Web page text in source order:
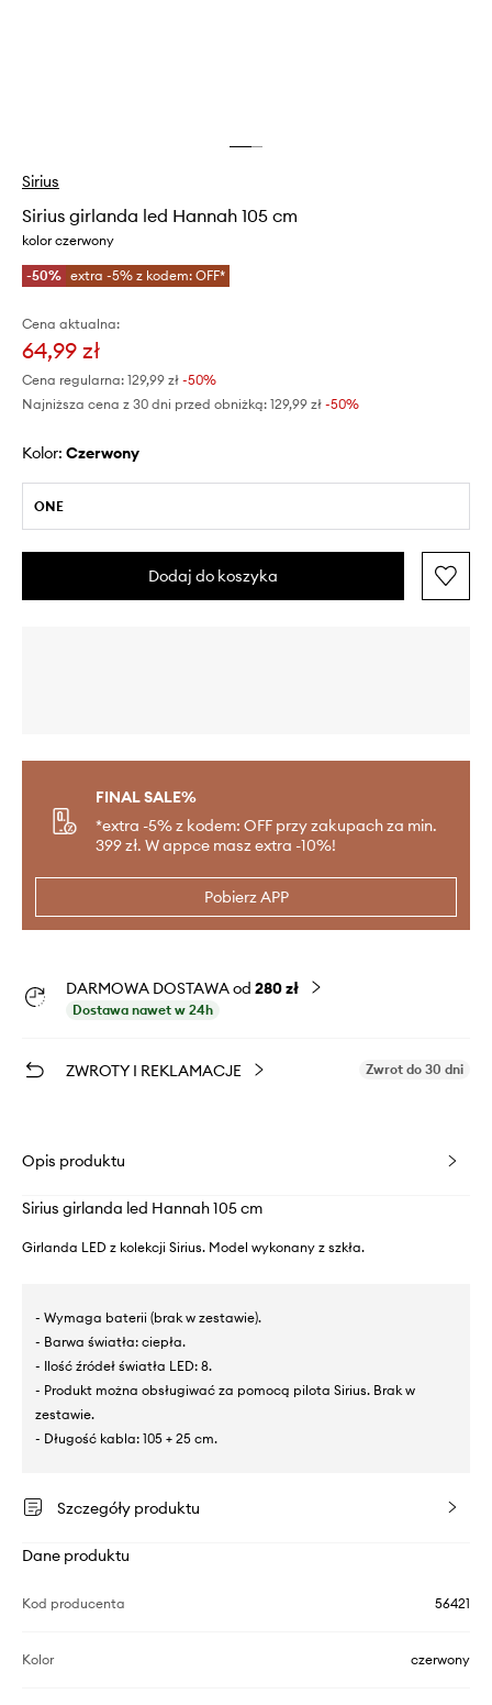
Sirius
Sirius girlanda led Hannah 105 cm
kolor czerwony
-50% extra -5% z kodem: OFF*
Cena aktualna:
64,99 zł
Cena regularna: 129,99 zł -50%
Najniższa cena z 30 dni przed obniżką: 129,99 zł -50%
Kolor: czerwony
ONE
Dodaj do koszyka
FINAL SALE%
*extra -5% z kodem: OFF przy zakupach za min.
399 zł. W appce masz extra -10%!
Pobierz APP
DARMOWA DOSTAWA od 280 zł
Dostawa nawet w 24h
ZWROTY I REKLAMACJE Zwrot do 30 dni
Opis produktu
Sirius girlanda led Hannah 105 cm
Girlanda LED z kolekcji Sirius. Model wykonany z szkła.
- Wymaga baterii (brak w zestawie).
- Barwa światła: ciepła.
- Ilość źródeł światła LED: 8.
- Produkt można obsługiwać za pomocą pilota Sirius. Brak w
zestawie.
- Długość kabla: 105 + 25 cm.
Szczegóły produktu
Dane produktu
Kod producenta 56421
Kolor czerwony